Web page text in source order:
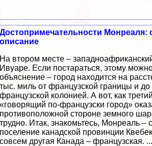
Достопримечательности Монреаля:
описание
На втором месте –
Ивуаре. Если постараться, этому
объяснение – город находится на
тыс. миль от французской границы и до
французской колонией. А вот, как
«говорящий по-французски город»
противоположной стороне земного
трудно. Итак, знакомьтесь, Монреаль
поселение канадской провинции
совсем другая Канада – французская. ...